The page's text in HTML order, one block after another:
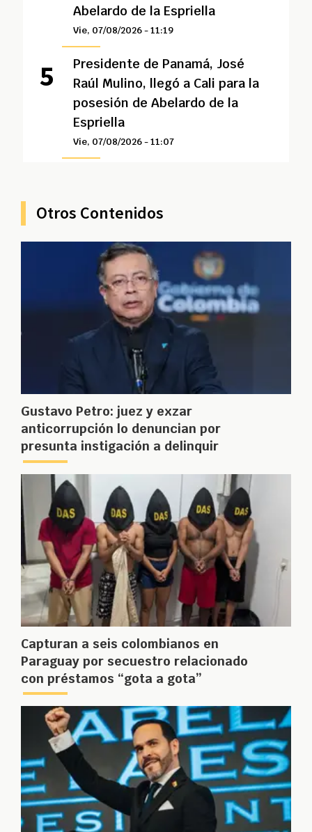
Abelardo de la Espriella
Vie, 07/08/2026 - 11:19
Presidente de Panamá, José
Raúl Mulino, llegó a Cali para la
posesión de Abelardo de la
Espriella
Vie, 07/08/2026 - 11:07
Otros Contenidos
Gustavo Petro: juez y exzar
anticorrupción lo denuncian por
presunta instigación a delinquir
Capturan a seis colombianos en
Paraguay por secuestro relacionado
con préstamos “gota a gota”